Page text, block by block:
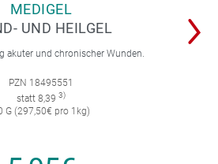
MEDIGEL
UND HEILGEL
akuter und chronischer Wunden.
PZN 18495551
statt 8,39 3)
G (297,50€ pro 1kg)